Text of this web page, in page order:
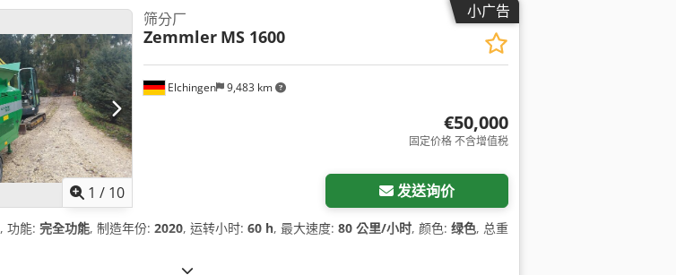
小广告
1 / 10
Elchingen 9,483 km
筛分厂
Zemmler MS 1600
€50,000
固定价格 不含增值税
发送询价
, 功能: 完全功能, 制造年份: 2020, 运转小时: 60 h, 最大速度: 80 公里/小时, 颜色: 绿色, 总重